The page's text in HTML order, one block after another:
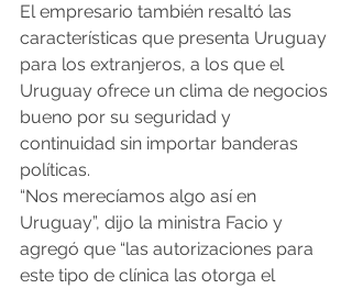
El empresario también resaltó las
características que presenta Uruguay
para los extranjeros, a los que el
Uruguay ofrece un clima de negocios
bueno por su seguridad y
continuidad sin importar banderas
políticas.
“Nos merecíamos algo así en
Uruguay”, dijo la ministra Facio y
agregó que “las autorizaciones para
este tipo de clínica las otorga el